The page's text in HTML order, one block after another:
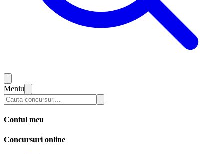
Meniu
Contul meu
Concursuri online